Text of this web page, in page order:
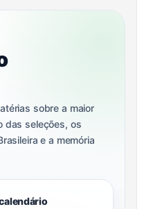
sobre a maior
das seleções, os
e a memória